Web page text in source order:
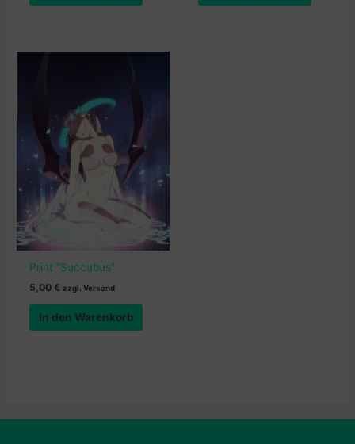
Print “Succubus”
5,00€ zzgl. Versand
In den Warenkorb